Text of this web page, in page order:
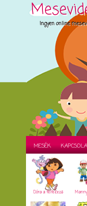
Ingyen online
MESÉK
Dóra a felfedező